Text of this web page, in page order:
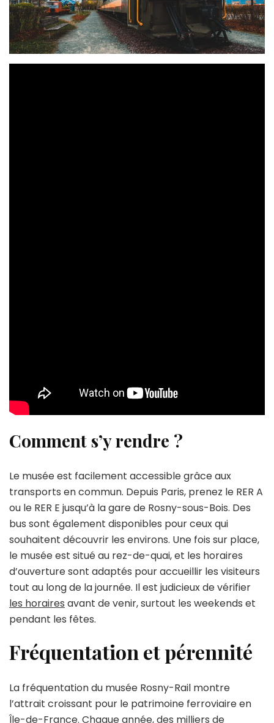
Comment s’y rendre ?
Le musée est facilement accessible grâce aux
transports en commun. Depuis Paris, prenez le RER A
ou le RER E jusqu’à la gare de Rosny-sous-Bois. Des
bus sont également disponibles pour ceux qui
souhaitent découvrir les environs. Une fois sur place,
le musée est situé au rez-de-quai, et les horaires
d’ouverture sont adaptés pour accueillir les visiteurs
tout au long de la journée. Il est judicieux de vérifier
les horaires avant de venir, surtout les weekends et
pendant les fêtes.
Fréquentation et pérennité
La fréquentation du musée Rosny-Rail montre
l’attrait croissant pour le patrimoine ferroviaire en
Île-de-France. Chaque année, des milliers de